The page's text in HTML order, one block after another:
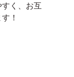
く、お互
！